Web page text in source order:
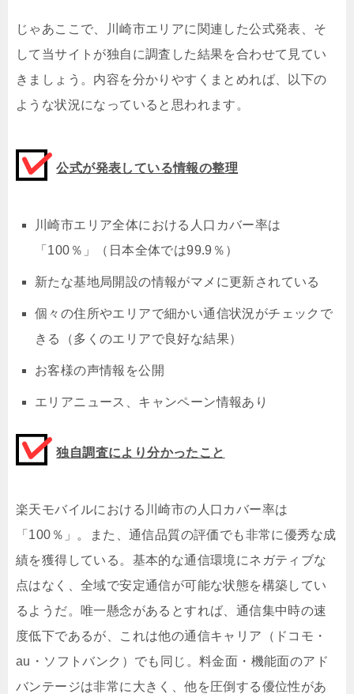
じゃあここで、川崎市エリアに関連した公式発表、そ
して当サイトが独自に調査した結果を合わせて見てい
きましょう。内容を分かりやすくまとめれば、以下の
ような状況になっていると思われます。
公式が発表している情報の整理
川崎市エリア全体における人口カバー率は
「100％」（日本全体では99.9％）
新たな基地局開設の情報がマメに更新されている
個々の住所やエリアで細かい通信状況がチェックで
きる（多くのエリアで良好な結果）
お客様の声情報を公開
エリアニュース、キャンペーン情報あり
独自調査により分かったこと
楽天モバイルにおける川崎市の人口カバー率は
「100％」。また、通信品質の評価でも非常に優秀な成
績を獲得している。基本的な通信環境にネガティブな
点はなく、全域で安定通信が可能な状態を構築してい
るようだ。唯一懸念があるとすれば、通信集中時の速
度低下であるが、これは他の通信キャリア（ドコモ・
au・ソフトバンク）でも同じ。料金面・機能面のアド
バンテージは非常に大きく、他を圧倒する優位性があ